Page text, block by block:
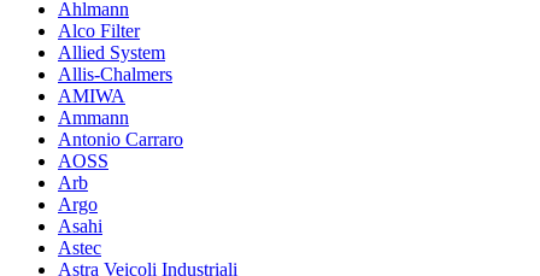
Ahlmann
Alco Filter
Allied System
Allis-Chalmers
AMIWA
Ammann
Antonio Carraro
AOSS
Arb
Argo
Asahi
Astec
Astra Veicoli Industriali